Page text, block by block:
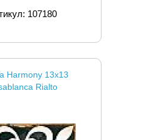
107180
Harmony 13x13
Rialto